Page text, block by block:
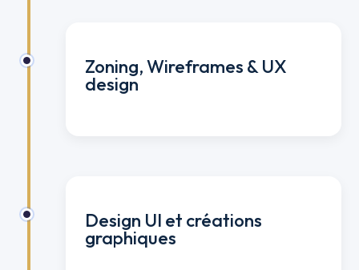
Zoning, Wireframes & UX
design
Design UI et créations
graphiques